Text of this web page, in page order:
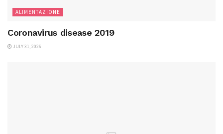
ALIMENTAZIONE
Coronavirus disease 2019
JULY 31, 2026